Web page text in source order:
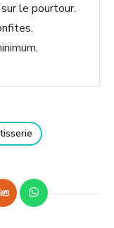
le pourtour.